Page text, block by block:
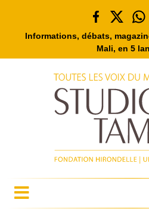
Informations, débats,
Mali, en 5